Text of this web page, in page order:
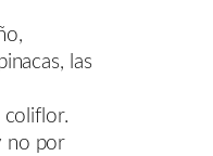
las
coliflor.
no por